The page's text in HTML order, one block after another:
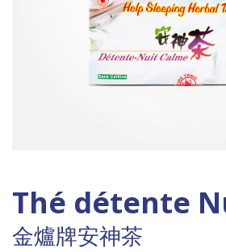
Thé détente
金爐牌安神茶